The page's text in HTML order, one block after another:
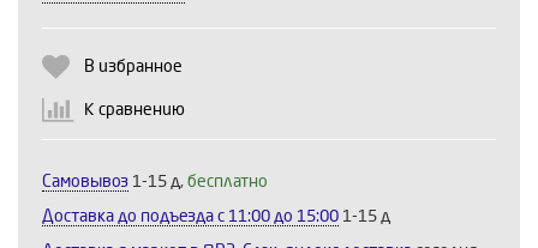
Продолжить Отмена
В избранное
К сравнению
Самовывоз 1-15 д, бесплатно
Доставка до подъезда c 11:00 до 15:00 1-15 д